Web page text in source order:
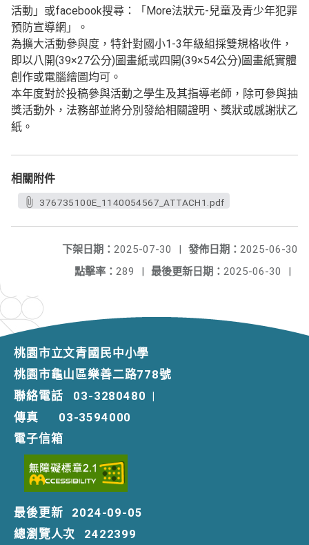
活動」或facebook搜尋：「More法狀元-兒童及青少年犯罪
預防宣導網」。
為擴大活動參與度，特針對國小1-3年級組採雙規格收件，
即以八開(39×27公分)圖畫紙或四開(39×54公分)圖畫紙實體
創作或電腦繪圖均可。
本年度對於投稿參與活動之學生及其指導老師，除可參與抽
獎活動外，法務部並將分別發給相關證明、獎狀或感謝狀乙
紙。
相關附件
376735100E_1140054567_ATTACH1.pdf
發佈日期： 2025-06-30
下架日期： 2025-07-30
|
最後更新日期： 2025-06-30 |
點擊率： 289 |
桃園市立文青國民中小學
桃園市龜山區樂善二路778號
聯絡電話
03-3280480 |
傳真
03-3594000
電子信箱
最後更新
2024-09-05
總瀏覽人次
2422399